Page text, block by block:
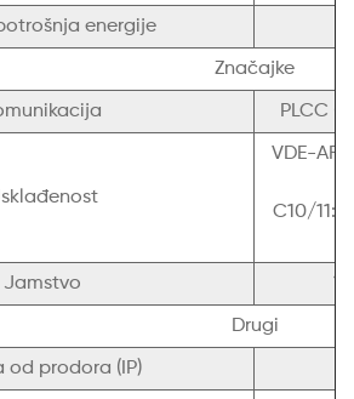
energije
Značajke
PLCC
VDE-AR-
C10/
Jamstvo
Drugi
od prodora (IP)